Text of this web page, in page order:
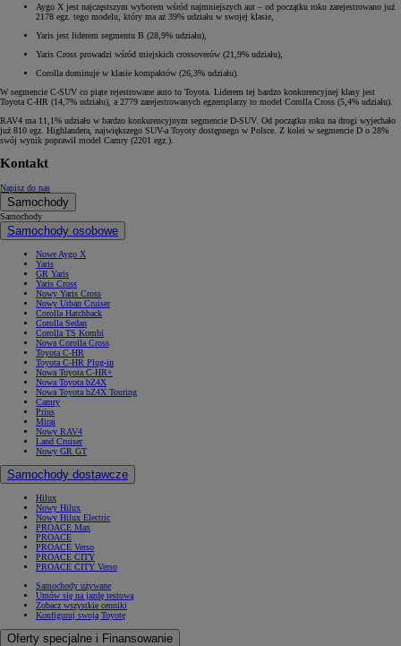
Aygo X jest najczęstszym wyborem wśród najmniejszych aut – od początku roku zarejestrowano już
2178 egz. tego modelu, który ma aż 39% udziału w swojej klasie,
Yaris jest liderem segmentu B (28,9% udziału),
Yaris Cross prowadzi wśród miejskich crossoverów (21,9% udziału),
Corolla dominuje w klasie kompaktów (26,3% udziału).
W segmencie C-SUV co piąte rejestrowane auto to Toyota. Liderem tej bardzo konkurencyjnej klasy jest
Toyota C-HR (14,7% udziału), a 2779 zarejestrowanych egzemplarzy to model Corolla Cross (5,4% udziału).
RAV4 ma 11,1% udziału w bardzo konkurencyjnym segmencie D-SUV. Od początku roku na drogi wyjechało
już 810 egz. Highlandera, największego SUV-a Toyoty dostępnego w Polsce. Z kolei w segmencie D o 28%
swój wynik poprawił model Camry (2201 egz.).
Kontakt
Napisz do nas
Samochody
Samochody
Samochody osobowe
Nowe Aygo X
Yaris
GR Yaris
Yaris Cross
Nowy Yaris Cross
Nowy Urban Cruiser
Corolla Hatchback
Corolla Sedan
Corolla TS Kombi
Nowa Corolla Cross
Toyota C-HR
Toyota C-HR Plug-in
Nowa Toyota C-HR+
Nowa Toyota bZ4X
Nowa Toyota bZ4X Touring
Camry
Prius
Mirai
Nowy RAV4
Land Cruiser
Nowy GR GT
Samochody dostawcze
Hilux
Nowy Hilux
Nowy Hilux Electric
PROACE Max
PROACE
PROACE Verso
PROACE CITY
PROACE CITY Verso
Samochody używane
Umów się na jazdę testową
Zobacz wszystkie cenniki
Konfiguruj swoją Toyotę
Oferty specjalne i Finansowanie